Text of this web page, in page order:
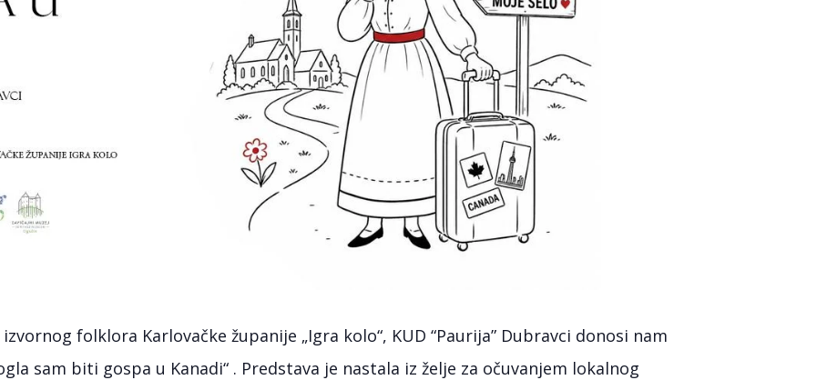
folklora Karlovačke županije „Igra kolo“, KUD “Paurija” Dubravci donosi nam
sam biti gospa u Kanadi“ . Predstava je nastala iz želje za očuvanjem lokalnog